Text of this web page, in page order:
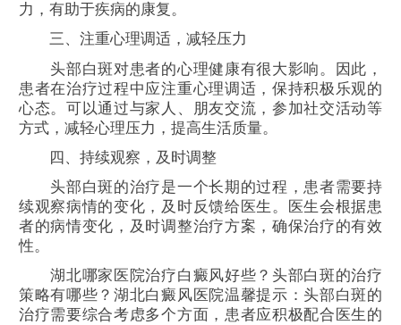
力，有助于疾病的康复。
三、注重心理调适，减轻压力
头部白斑对患者的心理健康有很大影响。因此，
患者在治疗过程中应注重心理调适，保持积极乐观的
心态。可以通过与家人、朋友交流，参加社交活动等
方式，减轻心理压力，提高生活质量。
四、持续观察，及时调整
头部白斑的治疗是一个长期的过程，患者需要持
续观察病情的变化，及时反馈给医生。医生会根据患
者的病情变化，及时调整治疗方案，确保治疗的有效
性。
湖北哪家医院治疗白癜风好些？头部白斑的治疗
策略有哪些？湖北白癜风医院温馨提示：头部白斑的
治疗需要综合考虑多个方面，患者应积极配合医生的